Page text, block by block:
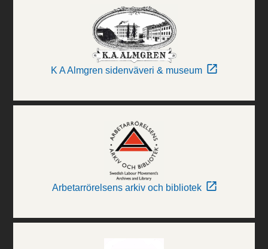
K A Almgren sidenväveri & museum
Arbetarrörelsens arkiv och bibliotek